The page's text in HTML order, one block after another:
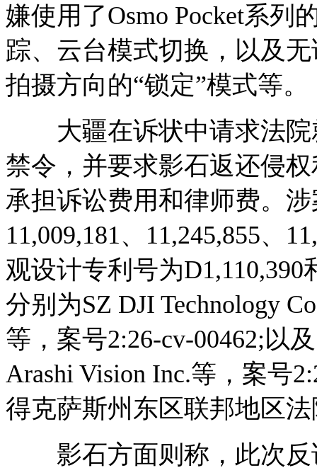
嫌使用了Osmo Pocket系列
踪、云台模式切换，以及
拍摄方向的“锁定”模式等。
大疆在诉状中请求法院
禁令，并要求影石返还侵
承担诉讼费用和律师费。
11,009,181、11,245,855、
观设计专利号为
分别为SZ DJI Technology
等，案号2:26-cv-00462;以
Arashi Vision Inc.等，案号
得克萨斯州东区联邦地区
影石方面则称，此次反